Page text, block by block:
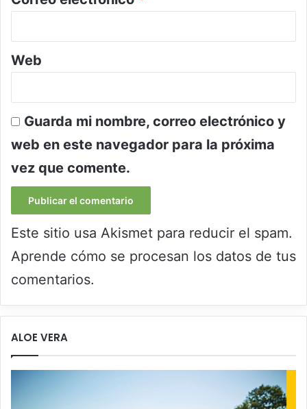
Web
Guarda mi nombre, correo electrónico y
web en este navegador para la próxima
vez que comente.
Este sitio usa Akismet para reducir el spam.
Aprende cómo se procesan los datos de tus
comentarios.
ALOE VERA